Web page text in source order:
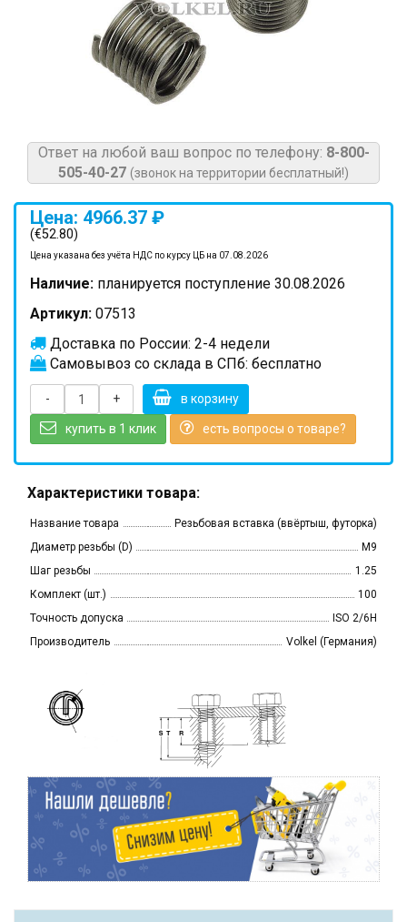
Ответ на любой ваш вопрос по телефону: 8-800-
505-40-27 (звонок на территории бесплатный!)
Цена: 4966.37 ₽
(€52.80)
Цена указана без учёта НДС по курсу ЦБ на 07.08.2026
Наличие: планируется поступление 30.08.2026
Артикул: 07513
Доставка по России: 2-4 недели
Самовывоз со склада в СПб: бесплатно
- + в корзину
купить в 1 клик есть вопросы о товаре?
Характеристики товара:
Название товара
Резьбовая вставка (ввёртыш, футорка)
Диаметр резьбы (D)
M9
Шаг резьбы
1.25
Комплект (шт.)
100
Точность допуска
ISO 2/6H
Производитель
Volkel (Германия)